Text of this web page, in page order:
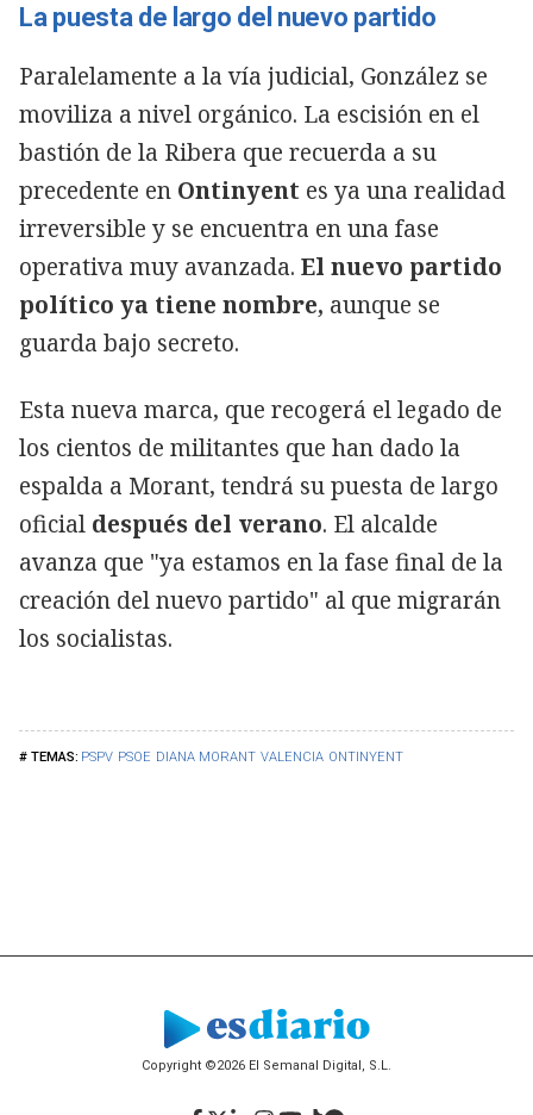
PSPV PSOE DIANA MORANT VALENCIA ONTINYENT
La puesta de largo del nuevo partido
Paralelamente a la vía judicial, González se
moviliza a nivel orgánico. La escisión en el
bastión de la Ribera que recuerda a su
precedente en Ontinyent es ya una realidad
irreversible y se encuentra en una fase
operativa muy avanzada. El nuevo partido
político ya tiene nombre, aunque se
guarda bajo secreto.
Esta nueva marca, que recogerá el legado de
los cientos de militantes que han dado la
espalda a Morant, tendrá su puesta de largo
oficial después del verano. El alcalde
avanza que "ya estamos en la fase final de la
creación del nuevo partido" al que migrarán
los socialistas.
Copyright ©2026 El Semanal Digital, S.L.